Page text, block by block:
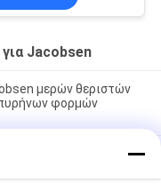
G366725
Jacobsen
μερών θεριστών
φορμών
Jacobsen
συνδέσμων